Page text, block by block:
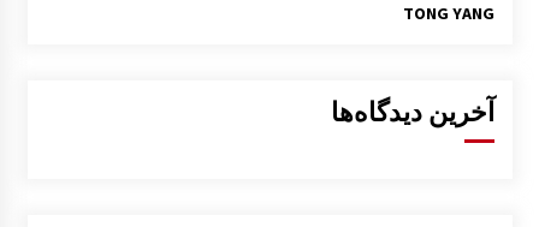
TONG YANG
آخرین دیدگاه‌ها